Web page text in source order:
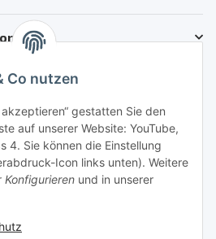
schweiz.ch
Co nutzen
gestatten Sie den
auf unserer Website: YouTube,
4. Sie können die Einstellung
Icon links unten). Weitere
Konfigurieren und in unserer